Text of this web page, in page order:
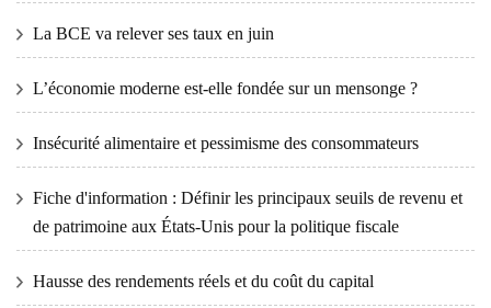
La BCE va relever ses taux en juin
L’économie moderne est-elle fondée sur un mensonge ?
Insécurité alimentaire et pessimisme des consommateurs
Fiche d'information : Définir les principaux seuils de revenu et
de patrimoine aux États-Unis pour la politique fiscale
Hausse des rendements réels et du coût du capital